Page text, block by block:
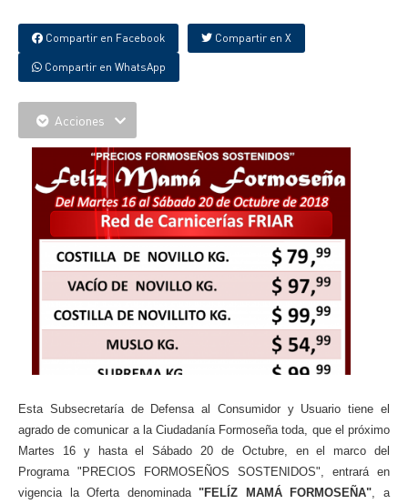
Compartir en Facebook Compartir en X
Compartir en WhatsApp
Acciones
Esta Subsecretaría de Defensa al Consumidor y Usuario tiene el
agrado de comunicar a la Ciudadanía Formoseña toda, que el próximo
Martes 16 y hasta el Sábado 20 de Octubre, en el marco del
Programa "PRECIOS FORMOSEÑOS SOSTENIDOS", entrará en
vigencia la Oferta denominada"FELÍZ MAMÁ FORMOSEÑA", a